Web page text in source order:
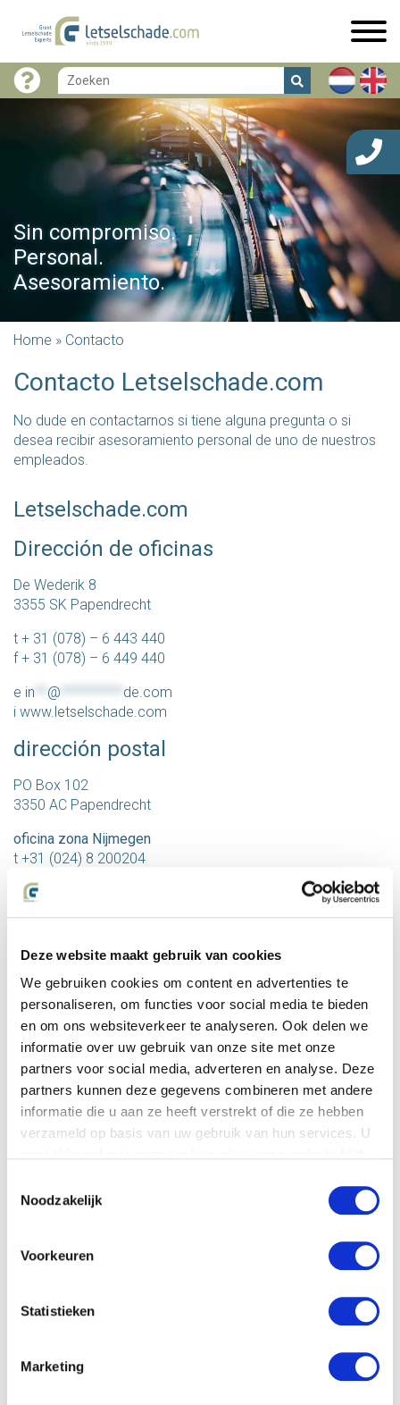
Deze website maakt gebruik van cookies
We gebruiken cookies om content en advertenties te
personaliseren, om functies voor social media te bieden
en om ons websiteverkeer te analyseren. Ook delen we
informatie over uw gebruik van onze site met onze
partners voor social media, adverteren en analyse. Deze
partners kunnen deze gegevens combineren met andere
informatie die u aan ze heeft verstrekt of die ze hebben
verzameld op basis van uw gebruik van hun services. U
Noodzakelijk
Voorkeuren
Statistieken
Marketing
Sin compromiso.
Personal.
Asesoramiento.
Home » Contacto
Contacto Letselschade.com
No dude en contactarnos si tiene alguna pregunta o si
desea recibir asesoramiento personal de uno de nuestros
empleados.
Letselschade.com
Dirección de oficinas
De Wederik 8
3355 SK Papendrecht
t + 31 (078) – 6 443 440
f + 31 (078) – 6 449 440
e in @
de.com
i www.letselschade.com
dirección postal
PO Box 102
3350 AC Papendrecht
oficina zona Nijmegen
t +31 (024) 8 200204
oficina zona Wouw
Formulario de
contacto
Para preguntas o más información puede utilizar el
siguiente formulario.
Por favor, póngase en contacto conmigo pronto para obtener
asesoramiento gratuito.
Me gustaría concertar una cita.
Departamento